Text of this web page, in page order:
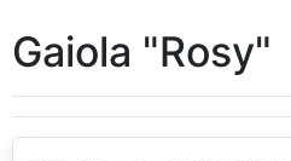
Gaiola "Rosy"